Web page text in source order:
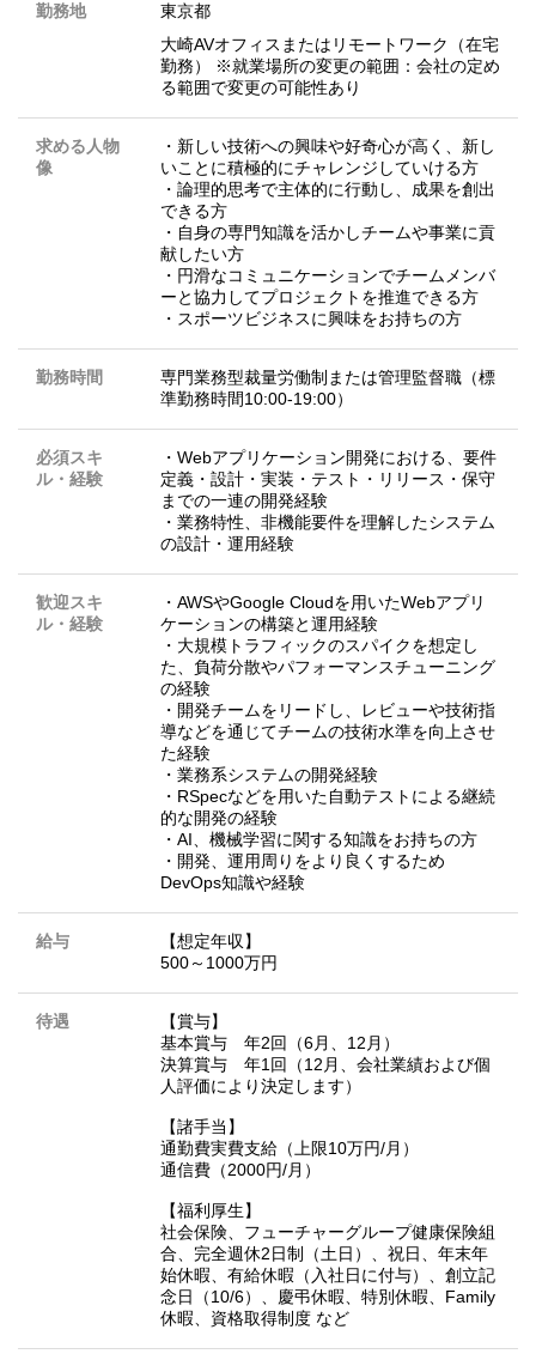
勤務地
東京都
大崎AVオフィスまたはリモートワーク（在宅
勤務） ※就業場所の変更の範囲：会社の定め
る範囲で変更の可能性あり
求める人物
像
・新しい技術への興味や好奇心が高く、新し
いことに積極的にチャレンジしていける方
・論理的思考で主体的に行動し、成果を創出
できる方
・自身の専門知識を活かしチームや事業に貢
献したい方
・円滑なコミュニケーションでチームメンバ
ーと協力してプロジェクトを推進できる方
・スポーツビジネスに興味をお持ちの方
勤務時間
専門業務型裁量労働制または管理監督職（標
準勤務時間10:00-19:00）
必須スキ
ル・経験
・Webアプリケーション開発における、要件
定義・設計・実装・テスト・リリース・保守
までの一連の開発経験
・業務特性、非機能要件を理解したシステム
の設計・運用経験
歓迎スキ
ル・経験
・AWSやGoogle Cloudを用いたWebアプリ
ケーションの構築と運用経験
・大規模トラフィックのスパイクを想定し
た、負荷分散やパフォーマンスチューニング
の経験
・開発チームをリードし、レビューや技術指
導などを通じてチームの技術水準を向上させ
た経験
・業務系システムの開発経験
・RSpecなどを用いた自動テストによる継続
的な開発の経験
・AI、機械学習に関する知識をお持ちの方
・開発、運用周りをより良くするため
DevOps知識や経験
給与
【想定年収】
500～1000万円
待遇
【賞与】
基本賞与 年2回（6月、12月）
決算賞与 年1回（12月、会社業績および個
人評価により決定します）
【諸手当】
通勤費実費支給（上限10万円/月）
通信費（2000円/月）
【福利厚生】
社会保険、フューチャーグループ健康保険組
合、完全週休2日制（土日）、祝日、年末年
始休暇、有給休暇（入社日に付与）、創立記
念日（10/6）、慶弔休暇、特別休暇、Family
休暇、資格取得制度 など